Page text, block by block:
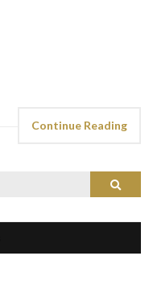
Continue Reading
Search